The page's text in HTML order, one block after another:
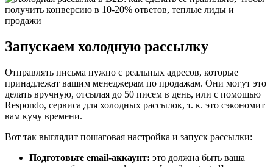
Запускаем холодную рассылку
Отправлять письма нужно с реальных адресов, которые
принадлежат вашим менеджерам по продажам. Они могут это
делать вручную, отсылая до 50 писем в день, или с помощью
Respondo, сервиса для холодных рассылок, т. к. это сэкономит
вам кучу времени.
Вот так выглядит пошаговая настройка и запуск рассылки:
Подготовьте email-аккаунт: это должна быть ваша